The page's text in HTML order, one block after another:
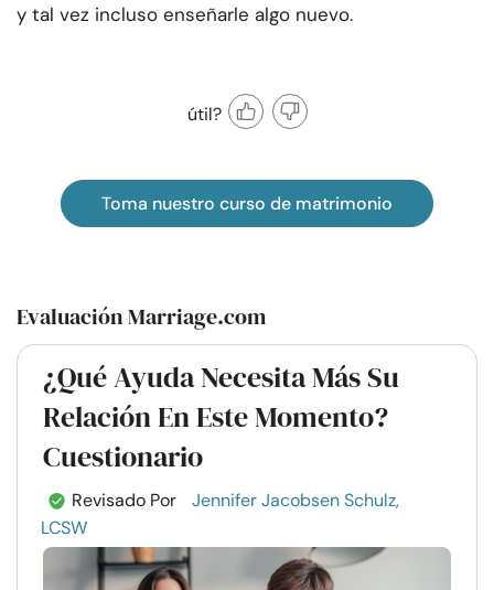
y tal vez incluso enseñarle algo nuevo.
útil?
Toma nuestro curso de matrimonio
Evaluación Marriage.com
¿Qué Ayuda Necesita Más Su
Relación En Este Momento?
Cuestionario
Revisado Por
Jennifer Jacobsen Schulz,
LCSW